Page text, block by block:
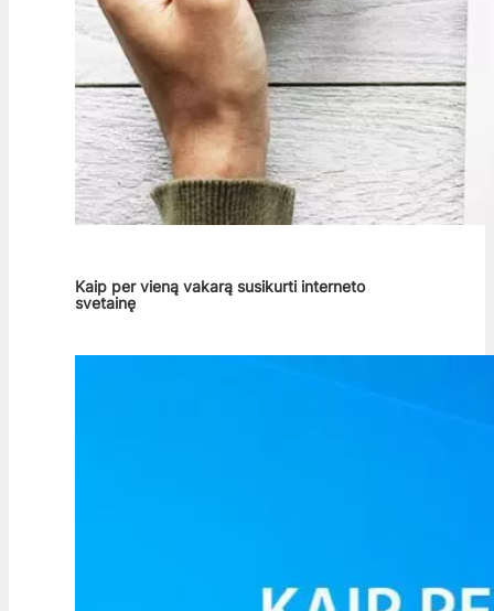
Kaip per vieną vakarą susikurti interneto
svetainę